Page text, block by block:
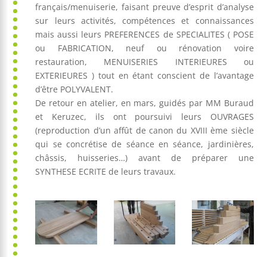
français/menuiserie, faisant preuve d’esprit d’analyse
sur leurs activités, compétences et connaissances
mais aussi leurs PREFERENCES de SPECIALITES ( POSE
ou FABRICATION, neuf ou rénovation voire
restauration, MENUISERIES INTERIEURES ou
EXTERIEURES ) tout en étant conscient de l’avantage
d’être POLYVALENT.
De retour en atelier, en mars, guidés par MM Buraud
et Keruzec, ils ont poursuivi leurs OUVRAGES
(reproduction d’un affût de canon du XVIII ème siècle
qui se concrétise de séance en séance, jardinières,
châssis, huisseries…) avant de préparer une
SYNTHESE ECRITE de leurs travaux.